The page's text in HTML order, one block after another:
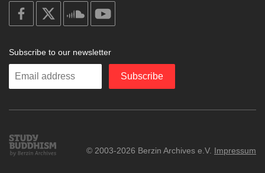
on
facebook
soundcloud
Subscribe to our newsletter
Enter
Subscribe
Study
Buddhism
© 2003-2026 Berzin Archives e.V. Impressum